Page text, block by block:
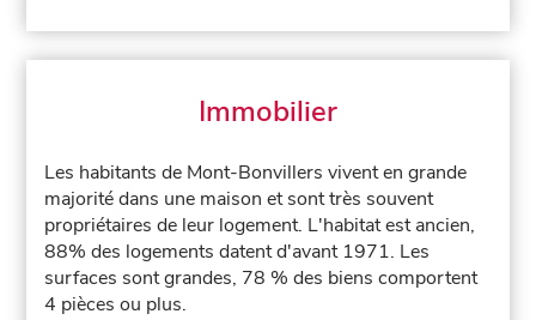
Immobilier
Les habitants de Mont-Bonvillers vivent en grande
majorité dans une maison et sont très souvent
propriétaires de leur logement. L'habitat est ancien,
88% des logements datent d'avant 1971. Les
surfaces sont grandes, 78 % des biens comportent
4 pièces ou plus.